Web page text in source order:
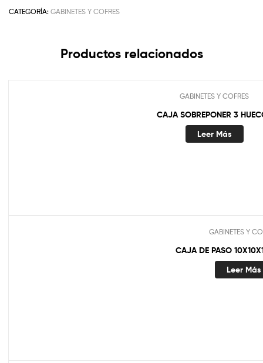
CATEGORÍA: GABINETES Y COFRES
Productos relacionados
GABINETES Y COFRES
CAJA SOBREPONER 3
Leer Más
GABINETES Y
CAJA DE PASO
Leer Más